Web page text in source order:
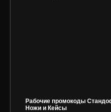
Рабочие промокоды
Ножи и Кейсы